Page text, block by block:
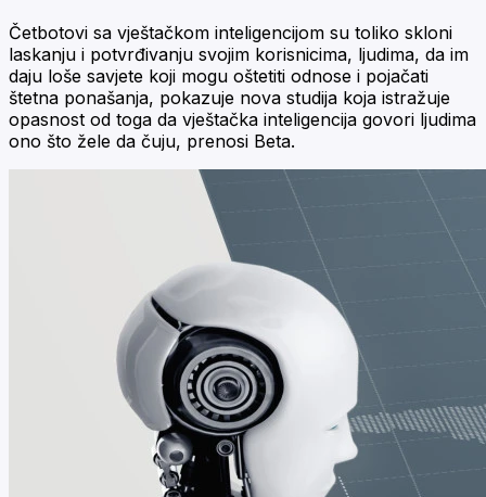
Četbotovi sa vještačkom inteligencijom su toliko skloni
laskanju i potvrđivanju svojim korisnicima, ljudima, da im
daju loše savjete koji mogu oštetiti odnose i pojačati
štetna ponašanja, pokazuje nova studija koja istražuje
opasnost od toga da vještačka inteligencija govori ljudima
ono što žele da čuju, prenosi Beta.